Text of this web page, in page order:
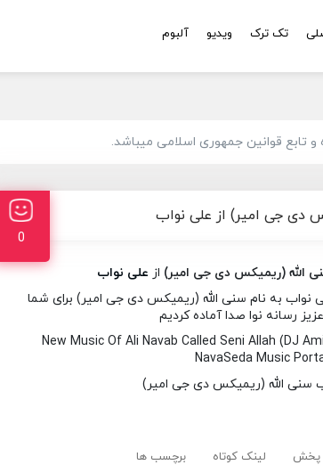
تک ترک ویدیو آلبوم
قوانین جمهوری اسلامی میباشد.
دی جی امیر) از علی نواب
0
الله (ریمیکس دی جی امیر) از علی نواب
به نام سنی الله (ریمیکس دی جی امیر) برای شما
عزیز رسانه نوا صدا آماده کردیم
New Music Of Ali Navab Called Seni Allah (DJ
NavaSeda Music
پخش لینک کوتاه برچسب ها